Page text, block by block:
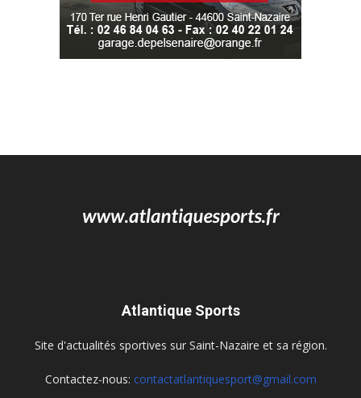
Atlantique Sports
Site d'actualités sportives sur Saint-Nazaire et sa région.
Contactez-nous: contactatlantiquesport@gmail.com